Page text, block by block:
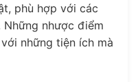
phù hợp với các
nhược điểm
những tiện ích mà